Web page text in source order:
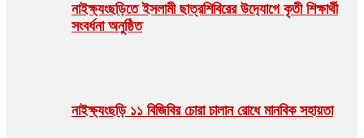
নাইক্ষ‍‍্যংছড়িতে ইসলামী ছাত্রশিবিরের উদ‍্যোগে কৃতী শিক্ষার্থী
সংবর্ধনা অনুষ্ঠিত
নাইক্ষ্যংছড়ি ১১ বিজিবির চোরা চালান রোধে মানবিক সহায়তা